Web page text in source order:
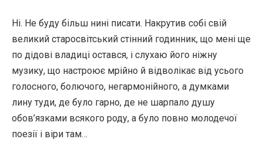
Ні. Не буду більш нині писати. Накрутив собі свій
великий старосвітський стінний годинник, що мені ще
по дідові владиці остався, і слухаю його ніжну
музику, що настроює мрійно й відволікає від усього
голосного, болючого, негармонійного, а думками
лину туди, де було гарно, де не шарпало душу
обов’язками всякого роду, а було повно молодечої
поезії і віри там…